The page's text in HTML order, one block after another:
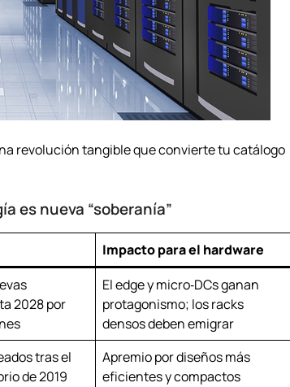
revolución tangible que convierte tu catálogo
es nueva “soberanía”
Impacto para el hardware
2028 por
El edge y micro‑DCs ganan
protagonismo; los racks
densos deben emigrar
tras el
de 2019
Apremio por diseños más
eficientes y compactos